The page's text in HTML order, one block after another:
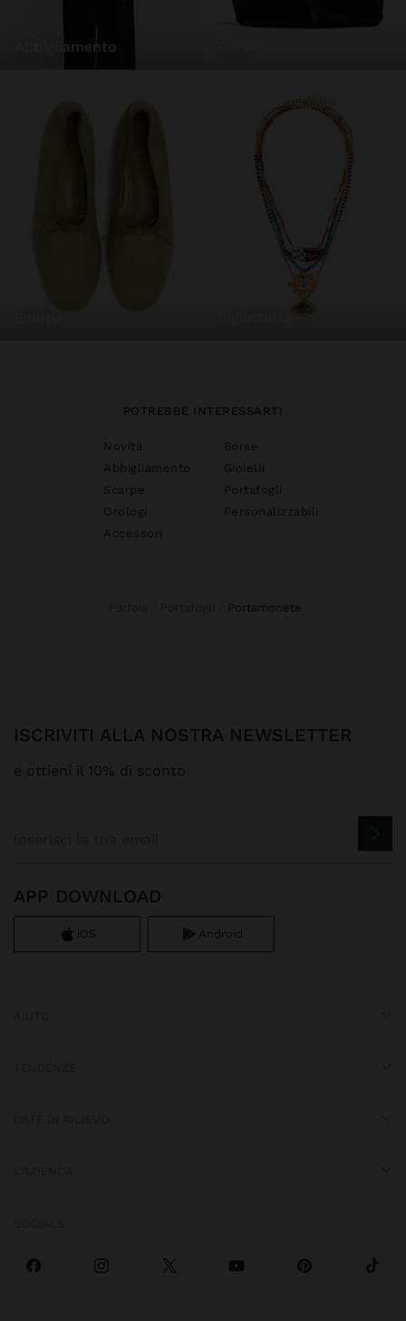
abbigliamento
POTREBBE INTERESSARTI
Novità
Borse
Abbigliamento
Gioielli
Scarpe
Portafogli
Orologi
Personalizzabili
Accessori
portamonete
ISCRIVITI ALLA NOSTRA NEWSLETTER
e ottieni il 10% di sconto
APP DOWNLOAD
iOS Android